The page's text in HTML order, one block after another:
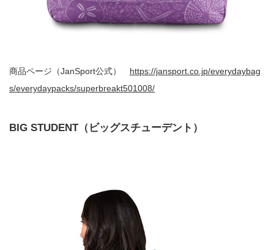
商品ページ（JanSport公式） https://jansport.co.jp/everydaybag
s/everydaypacks/superbreakt501008/
BIG STUDENT（ビッグスチューデント）